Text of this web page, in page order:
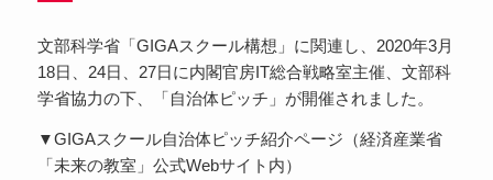
文部科学省「GIGAスクール構想」に関連し、2020年3月
18日、24日、27日に内閣官房IT総合戦略室主催、文部科
学省協力の下、「自治体ピッチ」が開催されました。
▼GIGAスクール自治体ピッチ紹介ページ（経済産業省
「未来の教室」公式Webサイト内）